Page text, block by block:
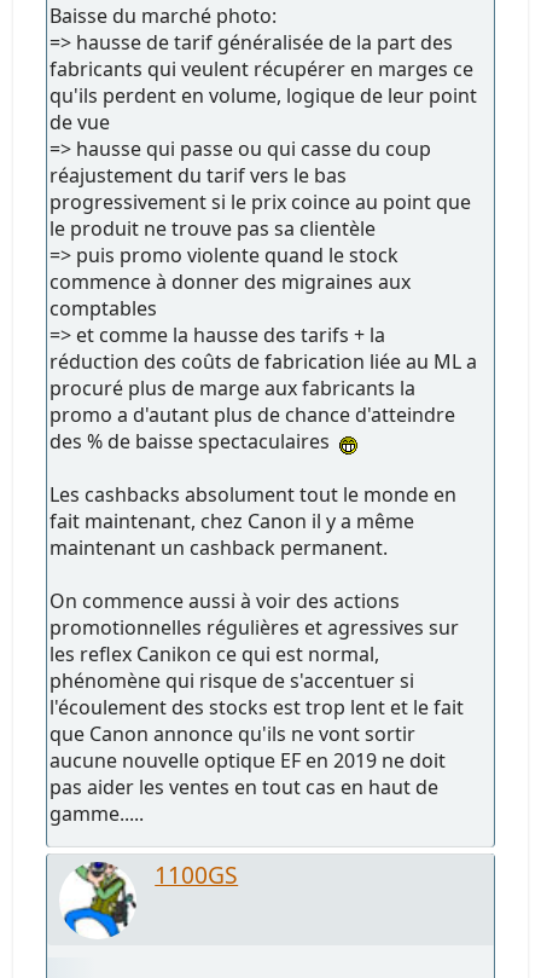
Baisse du marché photo:
=> hausse de tarif généralisée de la part des
fabricants qui veulent récupérer en marges ce
qu'ils perdent en volume, logique de leur point
de vue
=> hausse qui passe ou qui casse du coup
réajustement du tarif vers le bas
progressivement si le prix coince au point que
le produit ne trouve pas sa clientèle
=> puis promo violente quand le stock
commence à donner des migraines aux
comptables
=> et comme la hausse des tarifs + la
réduction des coûts de fabrication liée au ML a
procuré plus de marge aux fabricants la
promo a d'autant plus de chance d'atteindre
des % de baisse spectaculaires
Les cashbacks absolument tout le monde en
fait maintenant, chez Canon il y a même
maintenant un cashback permanent.
On commence aussi à voir des actions
promotionnelles régulières et agressives sur
les reflex Canikon ce qui est normal,
phénomène qui risque de s'accentuer si
l'écoulement des stocks est trop lent et le fait
que Canon annonce qu'ils ne vont sortir
aucune nouvelle optique EF en 2019 ne doit
pas aider les ventes en tout cas en haut de
gamme.....
1100GS